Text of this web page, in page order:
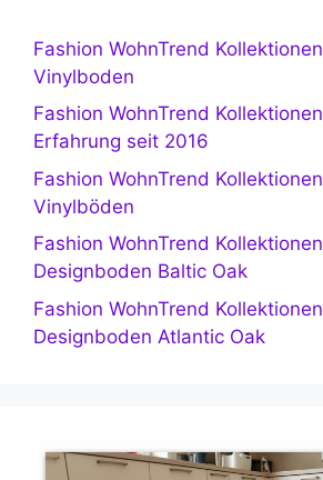
Fashion WohnTrend Kollektionen
Vinylboden
Fashion WohnTrend Kollektionen
Erfahrung seit 2016
Fashion WohnTrend Kollektionen
Vinylböden
Fashion WohnTrend Kollektionen
Designboden Baltic Oak
Fashion WohnTrend Kollektionen
Designboden Atlantic Oak